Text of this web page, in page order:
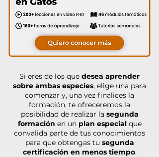
Si eres de los que desea aprender
sobre ambas especies, elige una para
comenzar y, una vez finalices la
formación, te ofreceremos la
posibilidad de realizar la segunda
formación en un plan especialque
convalida parte de tus conocimientos
para que obtengas tu segunda
certificación en menos tiempo.